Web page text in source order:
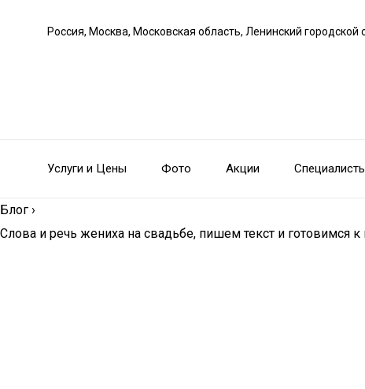
Россия, Москва, Московская область, Ленинский
Услуги и Цены Фото Акции
Блог ›
Слова и речь жениха на свадьбе, пишем текст и готовимся